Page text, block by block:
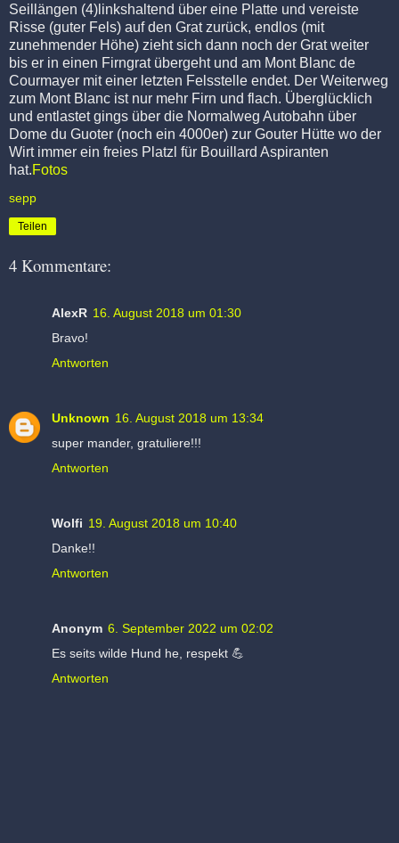
Seillängen (4)linkshaltend über eine Platte und vereiste
Risse (guter Fels) auf den Grat zurück, endlos (mit
zunehmender Höhe) zieht sich dann noch der Grat weiter
bis er in einen Firngrat übergeht und am Mont Blanc de
Courmayer mit einer letzten Felsstelle endet. Der Weiterweg
zum Mont Blanc ist nur mehr Firn und flach. Überglücklich
und entlastet gings über die Normalweg Autobahn über
Dome du Guoter (noch ein 4000er) zur Gouter Hütte wo der
Wirt immer ein freies Platzl für Bouillard Aspiranten
hat.Fotos
sepp
Teilen
4 Kommentare:
AlexR 16. August 2018 um 01:30
Bravo!
Antworten
Unknown 16. August 2018 um 13:34
super mander, gratuliere!!!
Antworten
Wolfi 19. August 2018 um 10:40
Danke!!
Antworten
Anonym 6. September 2022 um 02:02
Es seits wilde Hund he, respekt 💪
Antworten